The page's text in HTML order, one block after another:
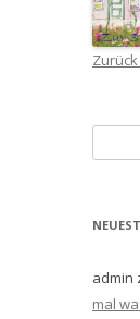
nach:
admin
mal